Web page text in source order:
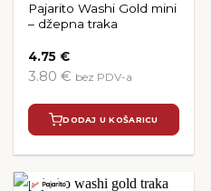
Pajarito Washi Gold mini
– džepna traka
4.75€
3.80 € bez PDV-a
DODAJ U KOŠARICU